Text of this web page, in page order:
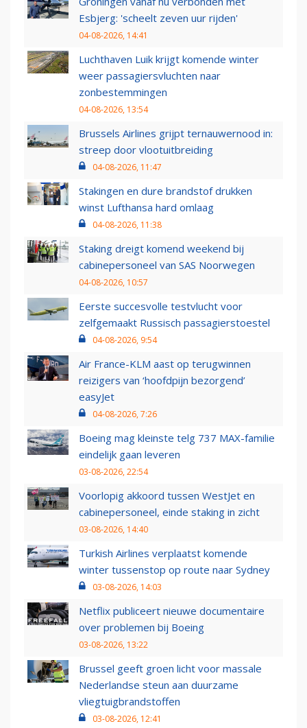
Esbjerg: 'scheelt zeven uur rijden'
04-08-2026, 14:41
Luchthaven Luik krijgt komende winter
weer passagiersvluchten naar
zonbestemmingen
04-08-2026, 13:54
Brussels Airlines grijpt ternauwernood in:
streep door vlootuitbreiding
04-08-2026, 11:47
Stakingen en dure brandstof drukken
winst Lufthansa hard omlaag
04-08-2026, 11:38
Staking dreigt komend weekend bij
cabinepersoneel van SAS Noorwegen
04-08-2026, 10:57
Eerste succesvolle testvlucht voor
zelfgemaakt Russisch passagierstoestel
04-08-2026, 9:54
Air France-KLM aast op terugwinnen
reizigers van ‘hoofdpijn bezorgend’
easyJet
04-08-2026, 7:26
Boeing mag kleinste telg 737 MAX-familie
eindelijk gaan leveren
03-08-2026, 22:54
Voorlopig akkoord tussen WestJet en
cabinepersoneel, einde staking in zicht
03-08-2026, 14:40
Turkish Airlines verplaatst komende
winter tussenstop op route naar Sydney
03-08-2026, 14:03
Netflix publiceert nieuwe documentaire
over problemen bij Boeing
03-08-2026, 13:22
Brussel geeft groen licht voor massale
Nederlandse steun aan duurzame
vliegtuigbrandstoffen
03-08-2026, 12:41